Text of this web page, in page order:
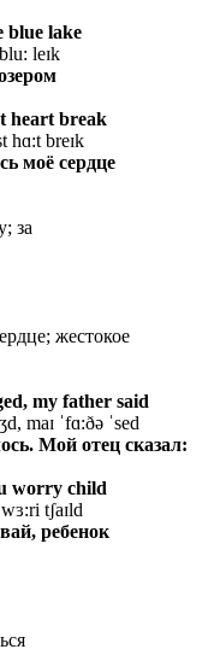
blue lake
leɪk
heart break
hɑ:t breɪk
моё сердце
за
жестокое
my father said
maɪ ˈfɑ:ðə ˈsed
Мой отец сказал:
worry child
tʃaɪld
ребенок